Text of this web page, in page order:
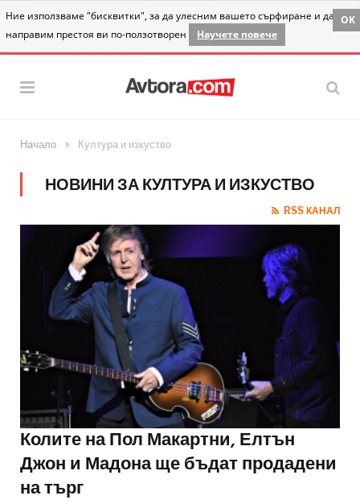
Ние използваме "бисквитки", за да улесним вашето сърфиране и да
направим престоя ви по-ползотворен
Научете повече
OK
Начало » Култура и изкуство
НОВИНИ ЗА КУЛТУРА И ИЗКУСТВО
RSS КАНАЛ
Колите на Пол Макартни, Елтън
Джон и Мадона ще бъдат продадени
на търг